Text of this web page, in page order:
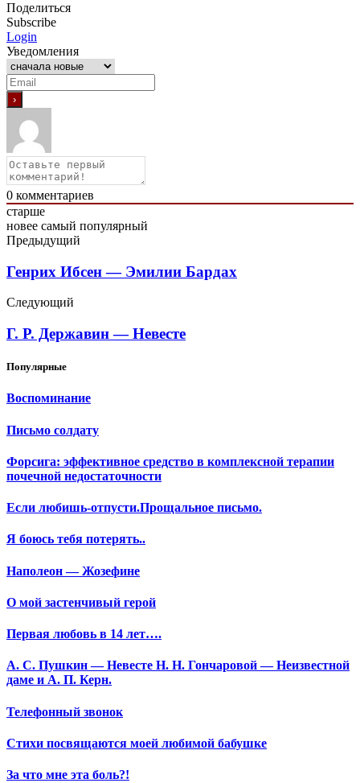
Поделиться
Subscribe
Login
Уведомления
0 комментариев
старше
новее самый популярный
Предыдущий
Генрих Ибсен — Эмилии Бардах
Следующий
Г. Р. Державин — Невесте
Популярные
Воспоминание
Письмо солдату
Форсига: эффективное средство в комплексной терапии
почечной недостаточности
Если любишь-отпусти.Прощальное письмо.
Я боюсь тебя потерять..
Наполеон — Жозефине
О мой застенчивый герой
Первая любовь в 14 лет….
А. С. Пушкин — Невесте Н. Н. Гончаровой — Неизвестной
даме и А. П. Керн.
Телефонный звонок
Стихи посвящаются моей любимой бабушке
За что мне эта боль?!